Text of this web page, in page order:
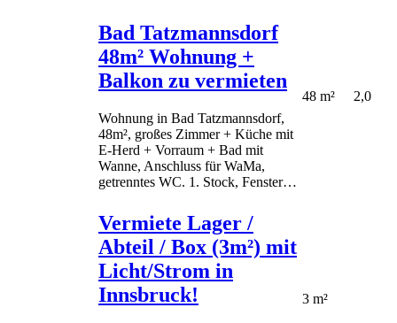
Bad Tatzmannsdorf
48m² Wohnung +
Balkon zu vermieten
Wohnung in Bad Tatzmannsdorf,
48m², großes Zimmer + Küche mit
E-Herd + Vorraum + Bad mit
Wanne, Anschluss für WaMa,
getrenntes WC. 1. Stock, Fenster…
48 m² 2,0
Vermiete Lager /
Abteil / Box (3m²) mit
Licht/Strom in
Innsbruck!
3 m²